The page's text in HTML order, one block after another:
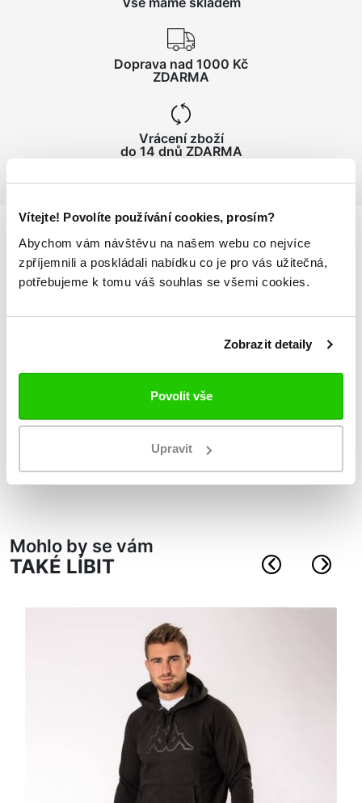
Vítejte! Povolíte používání cookies, prosím?
Abychom vám návštěvu na našem webu co nejvíce
zpříjemnili a poskládali nabídku co je pro vás užitečná,
potřebujeme k tomu váš souhlas se všemi cookies.
Zobrazit detaily
Povolit vše
Upravit
Doprava nad 1000 Kč
ZDARMA
Vrácení zboží
do 14 dnů ZDARMA
Podrobnostio produktu
vhodná nejen ke sportortovním aktivitám, ale i k
výplň z hřejivého mikrovlákna
tenká elastická manžeta v pase
výšivka loga na hrudi
materiál: 100% nylon
Mohlo by se vám
TAKÉ LÍBIT